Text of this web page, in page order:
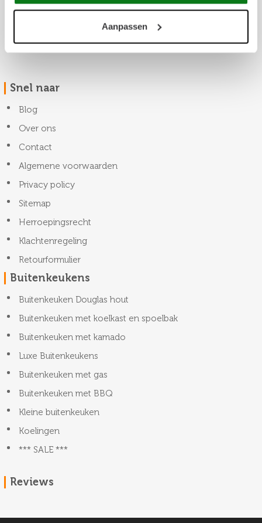
Aanpassen
Snel naar
Blog
Over ons
Contact
Algemene voorwaarden
Privacy policy
Sitemap
Herroepingsrecht
Klachtenregeling
Retourformulier
Buitenkeukens
Buitenkeuken Douglas hout
Buitenkeuken met koelkast en spoelbak
Buitenkeuken met kamado
Luxe Buitenkeukens
Buitenkeuken met gas
Buitenkeuken met BBQ
Kleine buitenkeuken
Koelingen
*** SALE ***
Reviews